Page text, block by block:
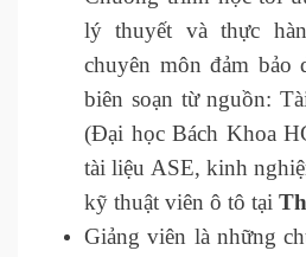
lý thuyết và thực
chuyên môn đảm bảo
biên soạn từ nguồn:
(Đại học Bách Khoa
tài liệu ASE, kinh
kỹ thuật viên ô tô tại
Giảng viên là những